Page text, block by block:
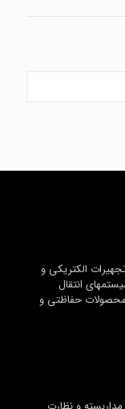
الکتریکی و
انتقال
محصولات حفاظتی و